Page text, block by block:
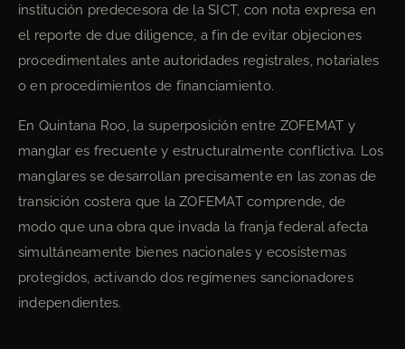
institución predecesora de la SICT, con nota expresa en
el reporte de due diligence, a fin de evitar objeciones
procedimentales ante autoridades registrales, notariales
o en procedimientos de financiamiento.
En Quintana Roo, la superposición entre ZOFEMAT y
manglar es frecuente y estructuralmente conflictiva. Los
manglares se desarrollan precisamente en las zonas de
transición costera que la ZOFEMAT comprende, de
modo que una obra que invada la franja federal afecta
simultáneamente bienes nacionales y ecosistemas
protegidos, activando dos regímenes sancionadores
independientes.